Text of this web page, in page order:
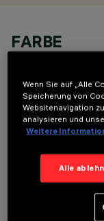
FARBE
Wenn Sie auf „Alle
Speicherung von
Websitenavigation
analysieren und
Weitere
Alle